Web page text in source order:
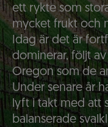
ett rykte som
mycket frukt och
Idag är det är
dominerar, följt
Oregon som de
Under senare år
lyft i takt med att
balanserade